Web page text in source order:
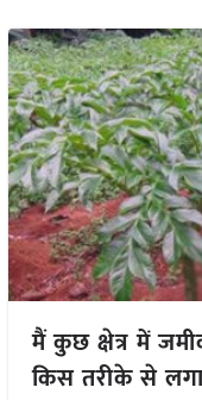
मैं कुछ क्षेत्र में
किस तरीके से